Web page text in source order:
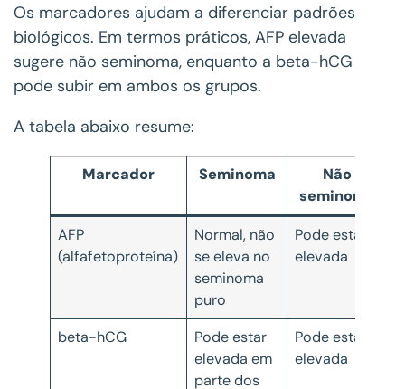
Os marcadores ajudam a diferenciar padrões
biológicos. Em termos práticos, AFP elevada
sugere não seminoma, enquanto a beta-hCG
pode subir em ambos os grupos.
A tabela abaixo resume:
Marcador Seminoma
Não
seminoma
AFP
(alfafetoproteína)
Normal, não
se eleva no
seminoma
puro
Pode estar
elevada
beta-hCG
Pode estar
elevada em
parte dos
Pode estar
elevada